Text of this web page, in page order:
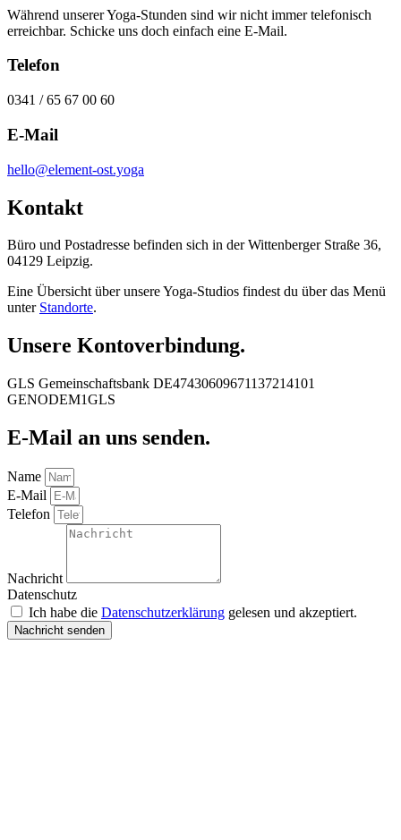
Während unserer Yoga-Stunden sind wir nicht immer telefonisch
erreichbar. Schicke uns doch einfach eine E-Mail.
Telefon
0341 / 65 67 00 60
E-Mail
hello@element-ost.yoga
Kontakt
Büro und Postadresse befinden sich in der Wittenberger Straße 36,
04129 Leipzig.
Eine Übersicht über unsere Yoga-Studios findest du über das Menü
unter Standorte.
Unsere Kontoverbindung.
GLS Gemeinschaftsbank DE47430609671137214101
GENODEM1GLS
E-Mail an uns senden.
Name
E-Mail
Telefon
Nachricht
Datenschutz
Ich habe die Datenschutzerklärung gelesen und akzeptiert.
Nachricht senden